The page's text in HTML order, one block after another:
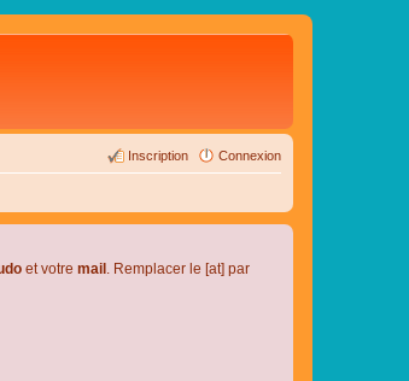
Connexion
Inscription
et votre mail . Remplacer le [at] par